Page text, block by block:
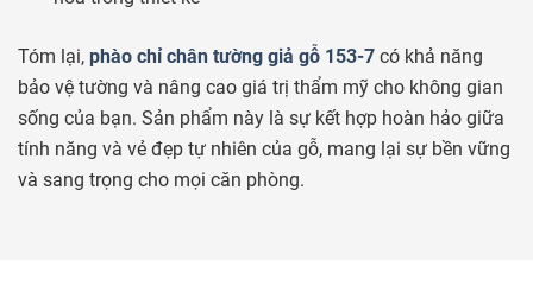
Tóm lại, phào chỉ chân tường giả gỗ 153-7 có khả năng
bảo vệ tường và nâng cao giá trị thẩm mỹ cho không gian
sống của bạn. Sản phẩm này là sự kết hợp hoàn hảo giữa
tính năng và vẻ đẹp tự nhiên của gỗ, mang lại sự bền vững
và sang trọng cho mọi căn phòng.